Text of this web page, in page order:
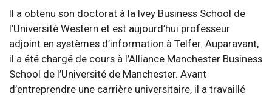
Il a obtenu son doctorat à la Ivey Business School de
l’Université Western et est aujourd’hui professeur
adjoint en systèmes d’information à Telfer. Auparavant,
il a été chargé de cours à l’Alliance Manchester Business
School de l’Université de Manchester. Avant
d’entreprendre une carrière universitaire, il a travaillé